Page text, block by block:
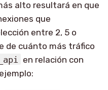
alto resultará en que
que
entre 2, 5 o
de cuánto más tráfico
en relación con